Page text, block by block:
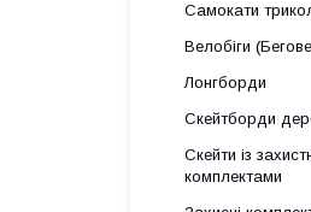
Самокати
Велобіги
Лонгборди
Скейтборди
Скейти із
комплектами